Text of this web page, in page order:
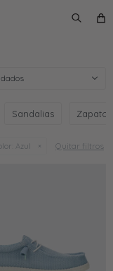
Sandalias Zapatos
Azul Quitar filtros